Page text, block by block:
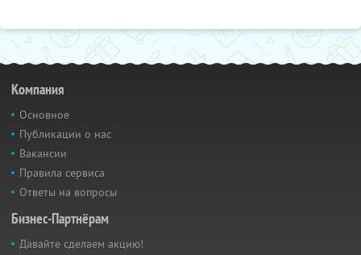
Компания
Основное
Публикации о нас
Вакансии
Правила сервиса
Ответы на вопросы
Бизнес-Партнёрам
Давайте сделаем акцию!